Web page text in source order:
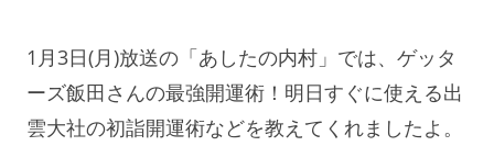
1月3日(月)放送の「あしたの内村」では、ゲッタ
ーズ飯田さんの最強開運術！明日すぐに使える出
雲大社の初詣開運術などを教えてくれましたよ。